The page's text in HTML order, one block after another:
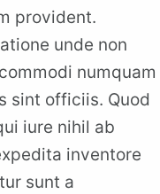
provident.
unde non
numquam
sint officiis. Quod
iure nihil ab
inventore
sunt a